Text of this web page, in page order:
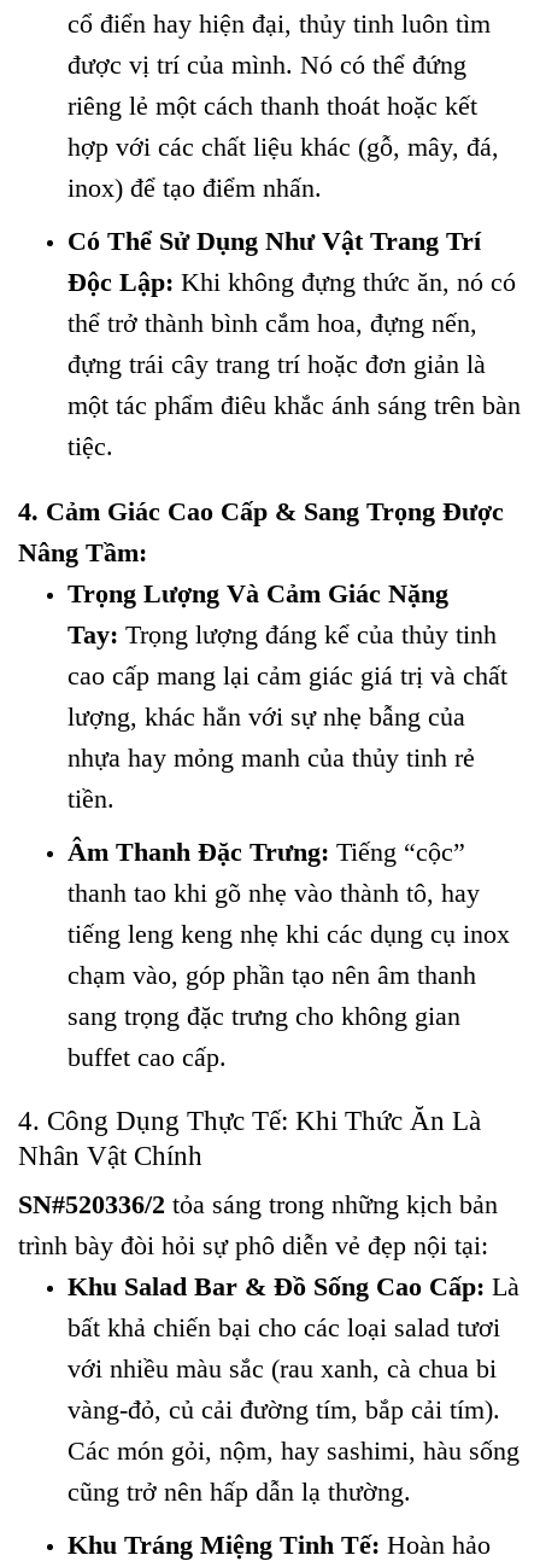
cổ điển hay hiện đại, thủy tinh luôn tìm
được vị trí của mình. Nó có thể đứng
riêng lẻ một cách thanh thoát hoặc kết
hợp với các chất liệu khác (gỗ, mây, đá,
inox) để tạo điểm nhấn.
Có Thể Sử Dụng Như Vật Trang Trí
Độc Lập: Khi không đựng thức ăn, nó có
thể trở thành bình cắm hoa, đựng nến,
đựng trái cây trang trí hoặc đơn giản là
một tác phẩm điêu khắc ánh sáng trên bàn
tiệc.
4. Cảm Giác Cao Cấp & Sang Trọng Được
Nâng Tầm:
Trọng Lượng Và Cảm Giác Nặng
Tay: Trọng lượng đáng kể của thủy tinh
cao cấp mang lại cảm giác giá trị và chất
lượng, khác hẳn với sự nhẹ bẫng của
nhựa hay mỏng manh của thủy tinh rẻ
tiền.
Âm Thanh Đặc Trưng: Tiếng “cộc”
thanh tao khi gõ nhẹ vào thành tô, hay
tiếng leng keng nhẹ khi các dụng cụ inox
chạm vào, góp phần tạo nên âm thanh
sang trọng đặc trưng cho không gian
buffet cao cấp.
4. Công Dụng Thực Tế: Khi Thức Ăn Là
Nhân Vật Chính
SN#520336/2 tỏa sáng trong những kịch bản
trình bày đòi hỏi sự phô diễn vẻ đẹp nội tại:
Khu Salad Bar & Đồ Sống Cao Cấp: Là
bất khả chiến bại cho các loại salad tươi
với nhiều màu sắc (rau xanh, cà chua bi
vàng-đỏ, củ cải đường tím, bắp cải tím).
Các món gỏi, nộm, hay sashimi, hàu sống
cũng trở nên hấp dẫn lạ thường.
Khu Tráng Miệng Tinh Tế: Hoàn hảo